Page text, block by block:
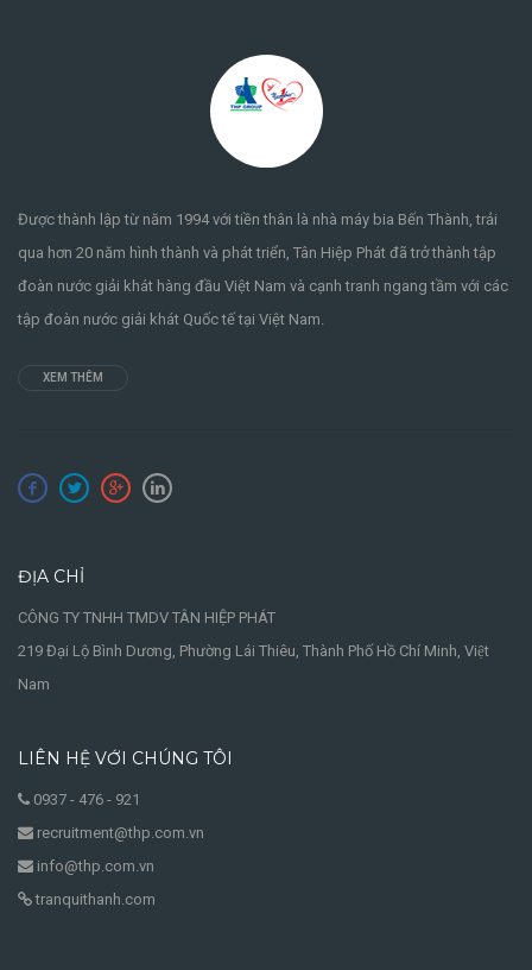
Được thành lập từ năm 1994 với tiền thân là nhà máy bia Bến Thành, trải
qua hơn 20 năm hình thành và phát triển, Tân Hiệp Phát đã trở thành tập
đoàn nước giải khát hàng đầu Việt Nam và cạnh tranh ngang tầm với các
tập đoàn nước giải khát Quốc tế tại Việt Nam.
XEM THÊM
ĐỊA CHỈ
CÔNG TY TNHH TMDV TÂN HIỆP PHÁT
219 Đại Lộ Bình Dương, Phường Lái Thiêu, Thành Phố Hồ Chí Minh, Việt
Nam
LIÊN HỆ VỚI CHÚNG TÔI
0937 - 476 - 921
recruitment@thp.com.vn
info@thp.com.vn
tranquithanh.com